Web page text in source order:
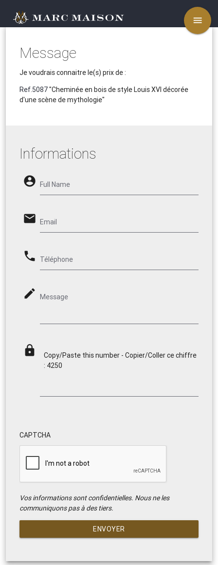
menu
Message
Je voudrais connaitre le(s) prix de :
Ref.5087"Cheminée en bois de style Louis XVI décorée
d'une scène de mythologie"
Informations
account_circle Full Name
email Email
phone Téléphone
mode_edit Message
lock
Copy/Paste this number - Copier/Coller ce chiffre
: 4250
CAPTCHA
Vos informations sont confidentielles. Nous ne les
communiquons pas à des tiers.
ENVOYER